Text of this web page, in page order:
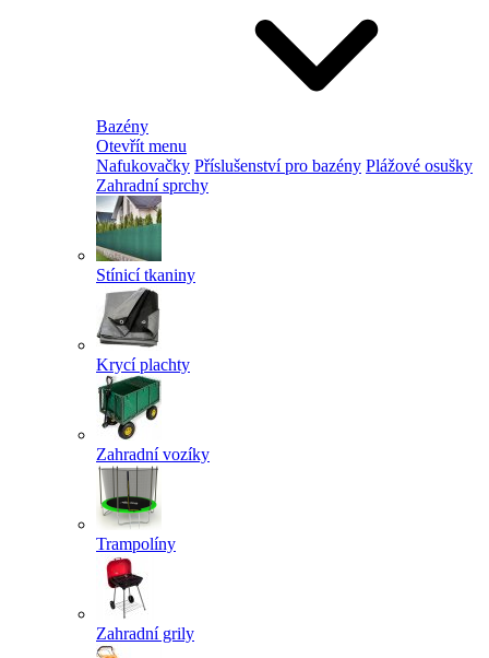
Bazény
Otevřít menu
Nafukovačky Příslušenství pro bazény Plážové osušky
Zahradní sprchy
Stínicí tkaniny
Krycí plachty
Zahradní vozíky
Trampolíny
Zahradní grily